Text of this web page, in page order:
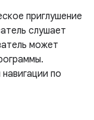
приглушение
слушает
может
по